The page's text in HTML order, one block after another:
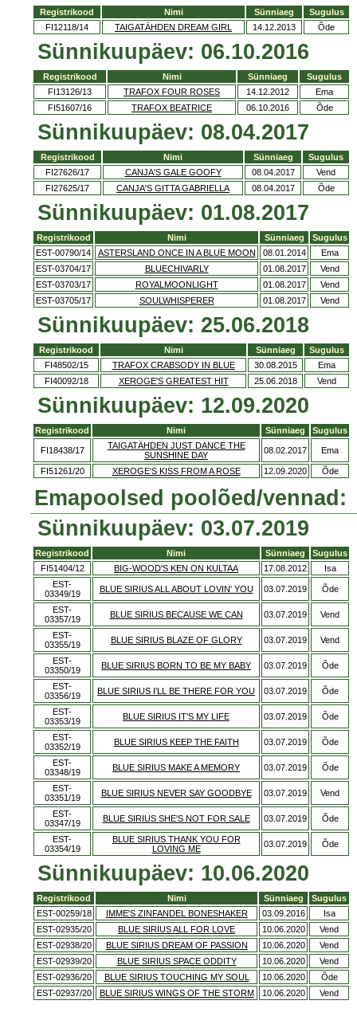
Registrikood Nimi Sünniaeg
Sugulus
FI12118/14
TAIGATÄHDEN DREAM GIRL 14.12.2013 Õde
Sünnikuupäev: 06.10.2016
Registrikood Nimi Sünniaeg
Sugulus
FI13126/13
TRAFOX FOUR ROSES 14.12.2012
Ema
FI51607/16
TRAFOX BEATRICE 06.10.2016 Õde
Sünnikuupäev: 08.04.2017
Registrikood Nimi Sünniaeg
Sugulus
FI27626/17
CANJA'S GALE GOOFY 08.04.2017
Vend
FI27625/17
CANJA'S GITTA GABRIELLA 08.04.2017 Õde
Sünnikuupäev: 01.08.2017
Registrikood Nimi Sünniaeg
Sugulus
EST-00790/14
ASTERSLAND ONCE IN A BLUE MOON 08.01.2014
Ema
EST-03704/17
BLUECHIVARLY 01.08.2017
Vend
EST-03703/17
ROYALMOONLIGHT 01.08.2017
Vend
EST-03705/17
SOULWHISPERER 01.08.2017 Vend
Sünnikuupäev: 25.06.2018
Registrikood Nimi Sünniaeg
Sugulus
FI48502/15
TRAFOX CRABSODY IN BLUE 30.08.2015
Ema
FI40092/18
XEROGE'S GREATEST HIT 25.06.2018 Vend
Sünnikuupäev: 12.09.2020
Registrikood Nimi Sünniaeg Sugulus
FI18438/17
TAIGATÄHDEN JUST DANCE THE
SUNSHINE DAY
08.02.2017 Ema
FI51261/20 XEROGE'S KISS FROM A ROSE 12.09.2020 Õde
Emapoolsed poolõed/vennad:
Sünnikuupäev: 03.07.2019
Registrikood Nimi Sünniaeg
Sugulus
FI51404/12
BIG-WOOD'S KEN ON KULTAA 17.08.2012
Isa
EST-
03349/19
BLUE SIRIUS ALL ABOUT LOVIN' YOU 03.07.2019 Õde
EST-
03357/19
BLUE SIRIUS BECAUSE WE CAN 03.07.2019 Vend
EST-
03355/19
BLUE SIRIUS BLAZE OF GLORY 03.07.2019 Vend
EST-
03350/19
BLUE SIRIUS BORN TO BE MY BABY 03.07.2019 Õde
EST-
03356/19
BLUE SIRIUS I'LL BE THERE FOR YOU 03.07.2019 Õde
EST-
03353/19
BLUE SIRIUS IT'S MY LIFE 03.07.2019 Õde
EST-
03352/19
BLUE SIRIUS KEEP THE FAITH 03.07.2019 Õde
EST-
03348/19
BLUE SIRIUS MAKE A MEMORY 03.07.2019 Õde
EST-
03351/19
BLUE SIRIUS NEVER SAY GOODBYE 03.07.2019 Vend
EST-
03347/19
BLUE SIRIUS SHE'S NOT FOR SALE 03.07.2019 Õde
EST-
03354/19
BLUE SIRIUS THANK YOU FOR
LOVING ME
03.07.2019 Õde
Sünnikuupäev: 10.06.2020
Registrikood Nimi Sünniaeg
Sugulus
EST-00259/18
IMME'S ZINFANDEL BONESHAKER 03.09.2016
Isa
EST-02935/20
BLUE SIRIUS ALL FOR LOVE 10.06.2020
Vend
EST-02938/20
BLUE SIRIUS DREAM OF PASSION 10.06.2020
Vend
EST-02939/20
BLUE SIRIUS SPACE ODDITY 10.06.2020
Vend
EST-02936/20
BLUE SIRIUS TOUCHING MY SOUL 10.06.2020
Õde
EST-02937/20
BLUE SIRIUS WINGS OF THE STORM 10.06.2020 Vend